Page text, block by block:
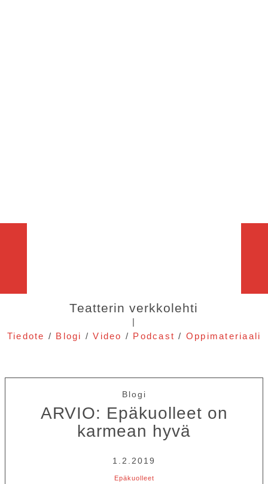
Teatterin verkkolehti
|
Tiedote / Blogi /Video / Podcast / Oppimateriaali
Blogi
ARVIO: Epäkuolleet on
karmean hyvä
1.2.2019
Epäkuolleet